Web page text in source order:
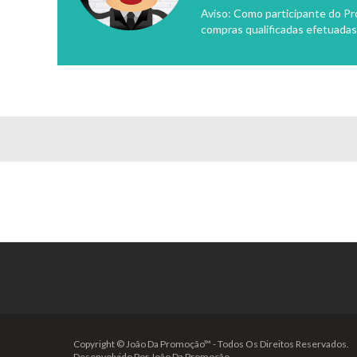
Aviso: Como participante do
compras qualificadas efetuadas
Copyright © João Da Promoção™ - Todos Os Direitos Reservados.